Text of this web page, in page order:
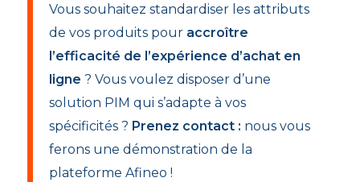
Vous souhaitez standardiser les attributs
de vos produits pour accroître
l’efficacité de l’expérience d’achat en
ligne ? Vous voulez disposer d’une
solution PIM qui s’adapte à vos
spécificités ? Prenez contact : nous vous
ferons une démonstration de la
plateforme Afineo !